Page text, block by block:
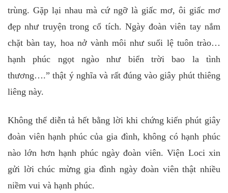
trùng. Gặp lại nhau mà cứ ngỡ là giấc mơ, ôi giấc mơ
đẹp như truyện trong cổ tích. Ngày đoàn viên tay nắm
chặt bàn tay, hoa nở vành môi như suối lệ tuôn trào…
hạnh phúc ngọt ngào như biển trời bao la tình
thương….” thật ý nghĩa và rất đúng vào giây phút thiêng
liêng này.
Không thể diễn tả hết bằng lời khi chứng kiến phút giây
đoàn viên hạnh phúc của gia đình, không có hạnh phúc
nào lớn hơn hạnh phúc ngày đoàn viên. Viện Loci xin
gửi lời chúc mừng gia đình ngày đoàn viên thật nhiều
niềm vui và hạnh phúc.